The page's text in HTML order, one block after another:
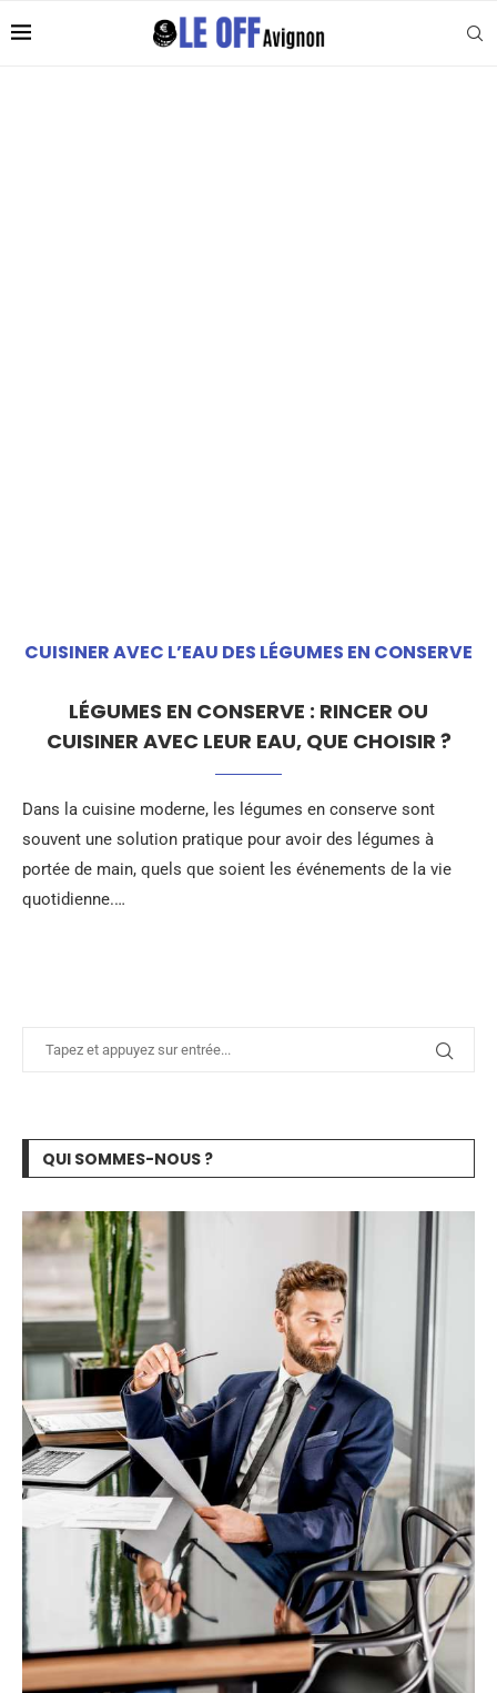
CUISINER AVEC L’EAU DES LÉGUMES EN CONSERVE
LÉGUMES EN CONSERVE : RINCER OU
CUISINER AVEC LEUR EAU, QUE CHOISIR ?
Dans la cuisine moderne, les légumes en conserve sont
souvent une solution pratique pour avoir des légumes à
portée de main, quels que soient les événements de la vie
quotidienne.…
QUI SOMMES-NOUS ?